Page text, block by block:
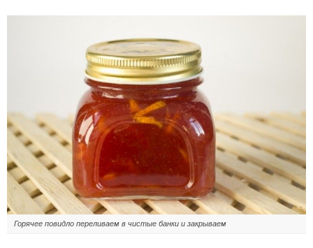
Горячее повидло переливаем в чистые банки и закрываем